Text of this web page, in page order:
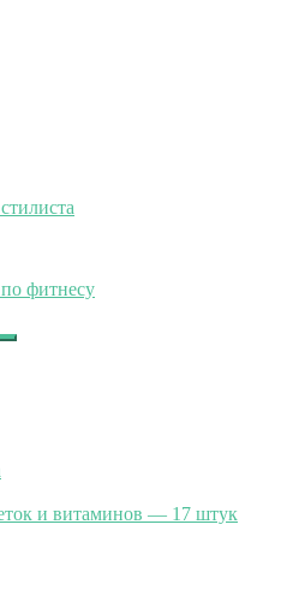
фитнесу
Найти
и витаминов — 17 штук